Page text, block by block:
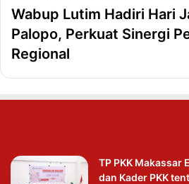
Wabup Lutim Hadiri Hari
Palopo, Perkuat Sinergi
Regional
TP PKK Makassar
dan Kader PKK